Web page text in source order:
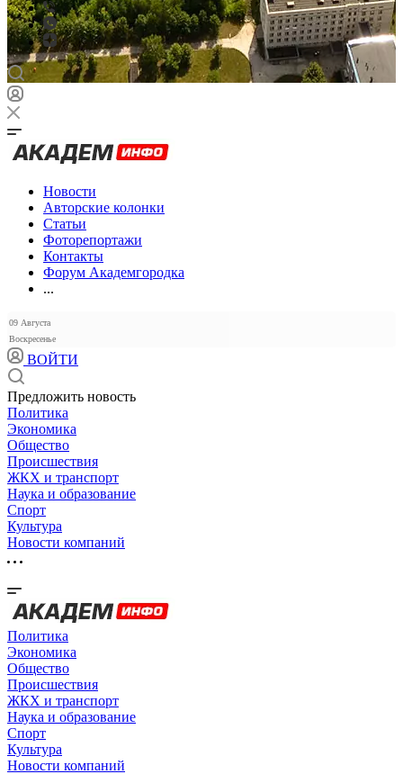
Новости
Авторские колонки
Статьи
Фоторепортажи
Контакты
Форум Академгородка
...
09 Августа
Воскресенье
ВОЙТИ
Предложить новость
Политика
Экономика
Общество
Происшествия
ЖКХ и транспорт
Наука и образование
Спорт
Культура
Новости компаний
Политика
Экономика
Общество
Происшествия
ЖКХ и транспорт
Наука и образование
Спорт
Культура
Новости компаний